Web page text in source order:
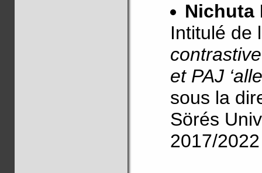
Nichuta
Intitulé de
et PAJ
sous la
Sörés
2017/2022